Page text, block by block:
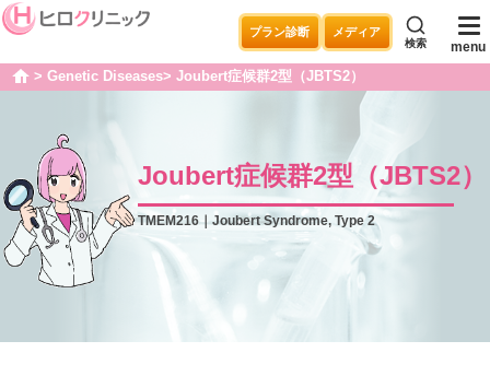
プラン診断 メディア
検索 menu
homeGenetic Diseases Joubert症候群2型（JBTS2）
Joubert症候群2型（JBTS2）
TMEM216｜Joubert Syndrome, Type 2